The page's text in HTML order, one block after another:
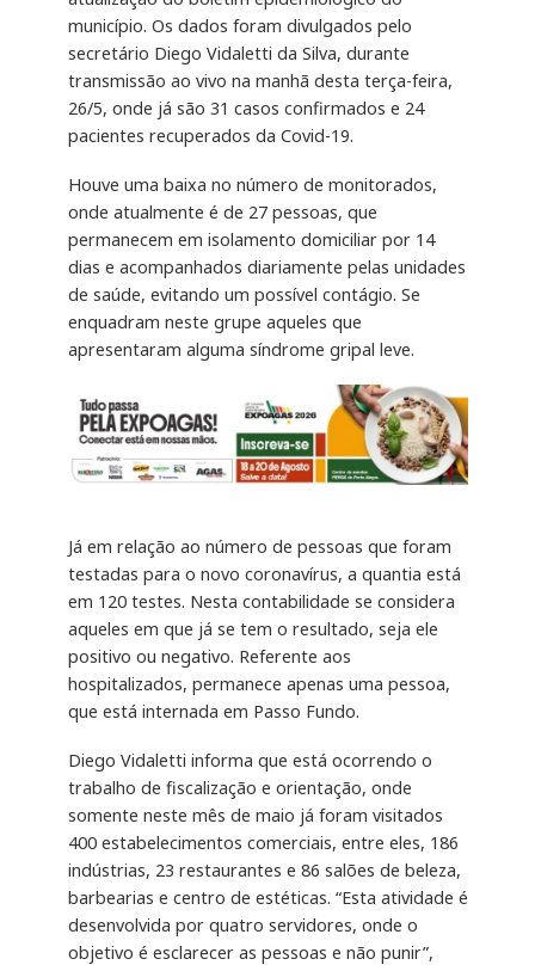
município. Os dados foram divulgados pelo
secretário Diego Vidaletti da Silva, durante
transmissão ao vivo na manhã desta terça-feira,
26/5, onde já são 31 casos confirmados e 24
pacientes recuperados da Covid-19.
Houve uma baixa no número de monitorados,
onde atualmente é de 27 pessoas, que
permanecem em isolamento domiciliar por 14
dias e acompanhados diariamente pelas unidades
de saúde, evitando um possível contágio. Se
enquadram neste grupe aqueles que
apresentaram alguma síndrome gripal leve.
Já em relação ao número de pessoas que foram
testadas para o novo coronavírus, a quantia está
em 120 testes. Nesta contabilidade se considera
aqueles em que já se tem o resultado, seja ele
positivo ou negativo. Referente aos
hospitalizados, permanece apenas uma pessoa,
que está internada em Passo Fundo.
Diego Vidaletti informa que está ocorrendo o
trabalho de fiscalização e orientação, onde
somente neste mês de maio já foram visitados
400 estabelecimentos comerciais, entre eles, 186
indústrias, 23 restaurantes e 86 salões de beleza,
barbearias e centro de estéticas. “Esta atividade é
desenvolvida por quatro servidores, onde o
objetivo é esclarecer as pessoas e não punir”,